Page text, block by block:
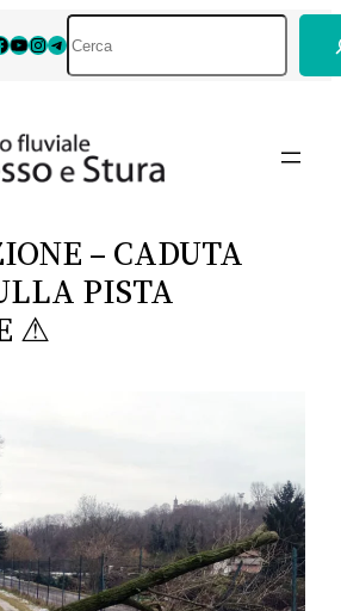
YouTube
Instagram
Telegram
– CADUTA
PISTA
⚠